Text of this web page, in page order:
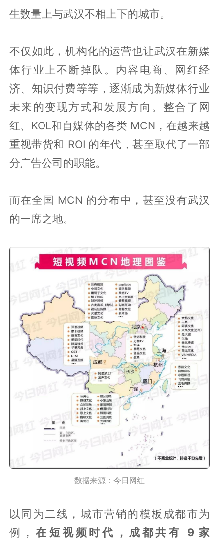
生数量上与武汉不相上下的城市。
不仅如此，机构化的运营也让武汉在新媒
体行业上不断掉队。内容电商、网红经
济、知识付费等等，逐渐成为新媒体行业
未来的变现方式和发展方向。整合了网
红、KOL和自媒体的各类 MCN，在越来越
重视带货和 ROI 的年代，甚至取代了一部
分广告公司的职能。
而在全国 MCN 的分布中，甚至没有武汉
的一席之地。
数据来源：今日网红
以同为二线，城市营销的模板成都市为
例，在短视频时代，成都共有 9 家